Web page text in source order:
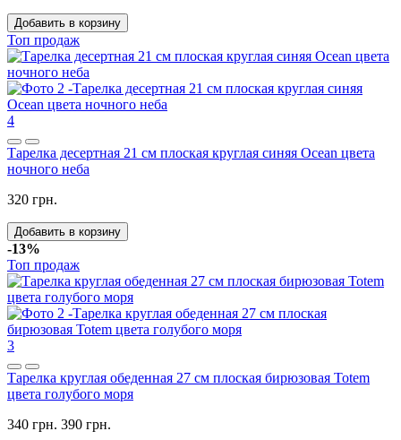
Добавить в корзину
Топ продаж
4
Тарелка десертная 21 см плоская круглая синяя Ocean цвета
ночного неба
320 грн.
Добавить в корзину
-13%
Топ продаж
3
Тарелка круглая обеденная 27 см плоская бирюзовая Totem
цвета голубого моря
340 грн. 390 грн.